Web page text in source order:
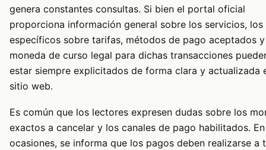
genera constantes consultas. Si bien el portal oficial
proporciona información general sobre los servicios, los
específicos sobre tarifas, métodos de pago aceptados
moneda de curso legal para dichas transacciones
estar siempre explicitados de forma clara y actualizada
sitio web.
Es común que los lectores expresen dudas sobre los
exactos a cancelar y los canales de pago habilitados. En
ocasiones, se informa que los pagos deben realizarse a